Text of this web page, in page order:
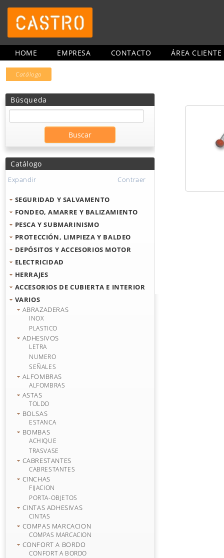
HOME EMPRESA CONTACTO ÁREA CLIENTE
Catálogo
Búsqueda
Catálogo
Expandir Contraer
SEGURIDAD Y SALVAMENTO
FONDEO, AMARRE Y BALIZAMIENTO
PESCA Y SUBMARINISMO
PROTECCIÓN, LIMPIEZA Y BALDEO
DEPÓSITOS Y ACCESORIOS MOTOR
ELECTRICIDAD
HERRAJES
ACCESORIOS DE CUBIERTA E INTERIOR
VARIOS
ABRAZADERAS
INOX
PLASTICO
ADHESIVOS
LETRA
NUMERO
SEÑALES
ALFOMBRAS
ALFOMBRAS
ASTAS
TOLDO
BOLSAS
ESTANCA
BOMBAS
ACHIQUE
TRASVASE
CABRESTANTES
CABRESTANTES
CINCHAS
FIJACION
PORTA-OBJETOS
CINTAS ADHESIVAS
CINTAS
COMPAS MARCACION
COMPAS MARCACION
CONFORT A BORDO
CONFORT A BORDO